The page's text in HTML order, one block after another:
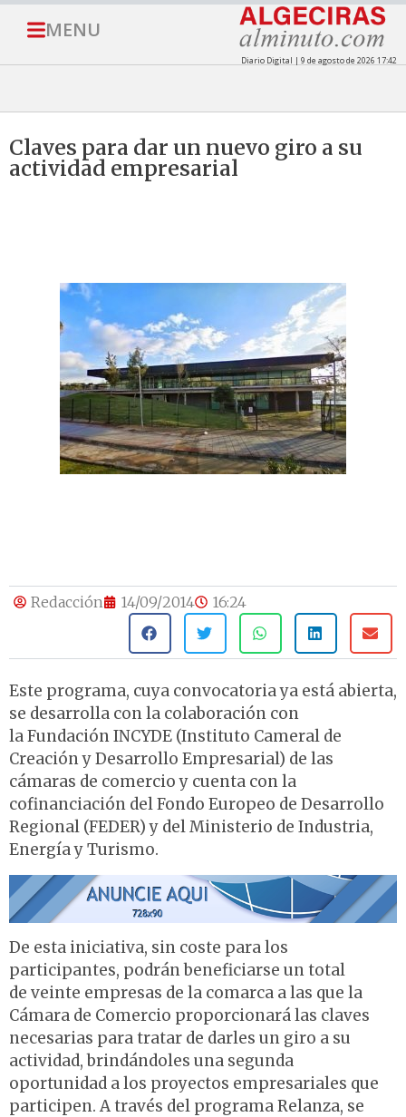
MENU
Diario Digital | 9 de agosto de 2026 17:42
Claves para dar un nuevo giro a su
actividad empresarial
Redacción 14/09/2014 16:24
Este programa, cuya convocatoria ya está abierta,
se desarrolla con la colaboración con
la Fundación INCYDE (Instituto Cameral de
Creación y Desarrollo Empresarial) de las
cámaras de comercio y cuenta con la
cofinanciación del Fondo Europeo de Desarrollo
Regional (FEDER) y del Ministerio de Industria,
Energía y Turismo.
De esta iniciativa, sin coste para los
participantes, podrán beneficiarse un total
de veinte empresas de la comarca a las que la
Cámara de Comercio proporcionará las claves
necesarias para tratar de darles un giro a su
actividad, brindándoles una segunda
oportunidad a los proyectos empresariales que
participen. A través del programa Relanza, se